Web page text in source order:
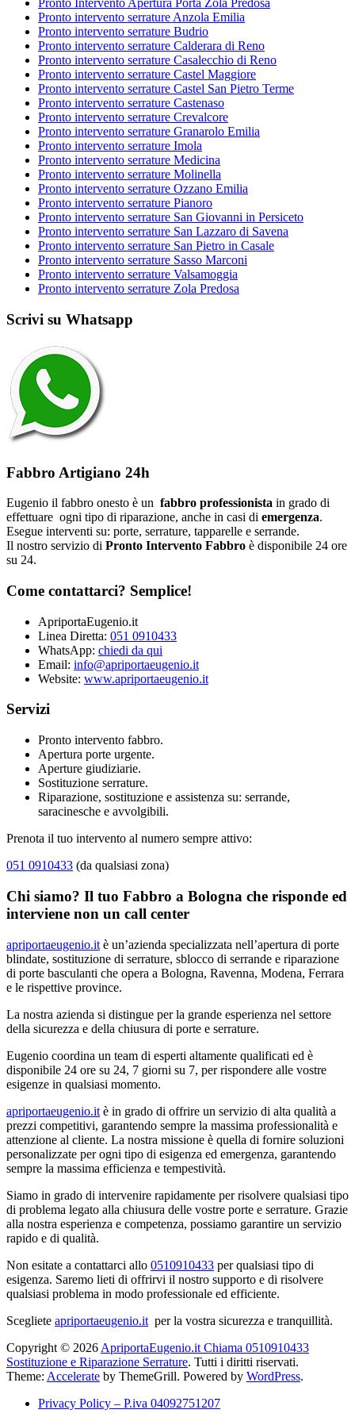
Pronto Intervento Apertura Porta Zola Predosa
Pronto intervento serrature Anzola Emilia
Pronto intervento serrature Budrio
Pronto intervento serrature Calderara di Reno
Pronto intervento serrature Casalecchio di Reno
Pronto intervento serrature Castel Maggiore
Pronto intervento serrature Castel San Pietro Terme
Pronto intervento serrature Castenaso
Pronto intervento serrature Crevalcore
Pronto intervento serrature Granarolo Emilia
Pronto intervento serrature Imola
Pronto intervento serrature Medicina
Pronto intervento serrature Molinella
Pronto intervento serrature Ozzano Emilia
Pronto intervento serrature Pianoro
Pronto intervento serrature San Giovanni in Persiceto
Pronto intervento serrature San Lazzaro di Savena
Pronto intervento serrature San Pietro in Casale
Pronto intervento serrature Sasso Marconi
Pronto intervento serrature Valsamoggia
Pronto intervento serrature Zola Predosa
Scrivi su Whatsapp
Fabbro Artigiano 24h
Eugenio il fabbro onesto è un fabbro professionista in grado di
effettuare ogni tipo di riparazione, anche in casi di emergenza.
Esegue interventi su: porte, serrature, tapparelle e serrande.
Il nostro servizio di Pronto Intervento Fabbro è disponibile 24 ore
su 24.
Come contattarci? Semplice!
ApriportaEugenio.it
Linea Diretta: 051 0910433
WhatsApp: chiedi da qui
Email: info@apriportaeugenio.it
Website: www.apriportaeugenio.it
Servizi
Pronto intervento fabbro.
Apertura porte urgente.
Aperture giudiziarie.
Sostituzione serrature.
Riparazione, sostituzione e assistenza su: serrande,
saracinesche e avvolgibili.
Prenota il tuo intervento al numero sempre attivo:
051 0910433 (da qualsiasi zona)
Chi siamo? Il tuo Fabbro a Bologna che risponde ed
interviene non un call center
apriportaeugenio.it è un’azienda specializzata nell’apertura di porte
blindate, sostituzione di serrature, sblocco di serrande e riparazione
di porte basculanti che opera a Bologna, Ravenna, Modena, Ferrara
e le rispettive province.
La nostra azienda si distingue per la grande esperienza nel settore
della sicurezza e della chiusura di porte e serrature.
Eugenio coordina un team di esperti altamente qualificati ed è
disponibile 24 ore su 24, 7 giorni su 7, per rispondere alle vostre
esigenze in qualsiasi momento.
apriportaeugenio.it è in grado di offrire un servizio di alta qualità a
prezzi competitivi, garantendo sempre la massima professionalità e
attenzione al cliente. La nostra missione è quella di fornire soluzioni
personalizzate per ogni tipo di esigenza ed emergenza, garantendo
sempre la massima efficienza e tempestività.
Siamo in grado di intervenire rapidamente per risolvere qualsiasi tipo
di problema legato alla chiusura delle vostre porte e serrature. Grazie
alla nostra esperienza e competenza, possiamo garantire un servizio
rapido e di qualità.
Non esitate a contattarci allo 0510910433 per qualsiasi tipo di
esigenza. Saremo lieti di offrirvi il nostro supporto e di risolvere
qualsiasi problema in modo professionale ed efficiente.
Scegliete apriportaeugenio.it per la vostra sicurezza e tranquillità.
Copyright © 2026 ApriportaEugenio.it Chiama 0510910433
Sostituzione e Riparazione Serrature. Tutti i diritti riservati.
Theme: Accelerate by ThemeGrill. Powered by WordPress.
Privacy Policy – P.iva 04092751207